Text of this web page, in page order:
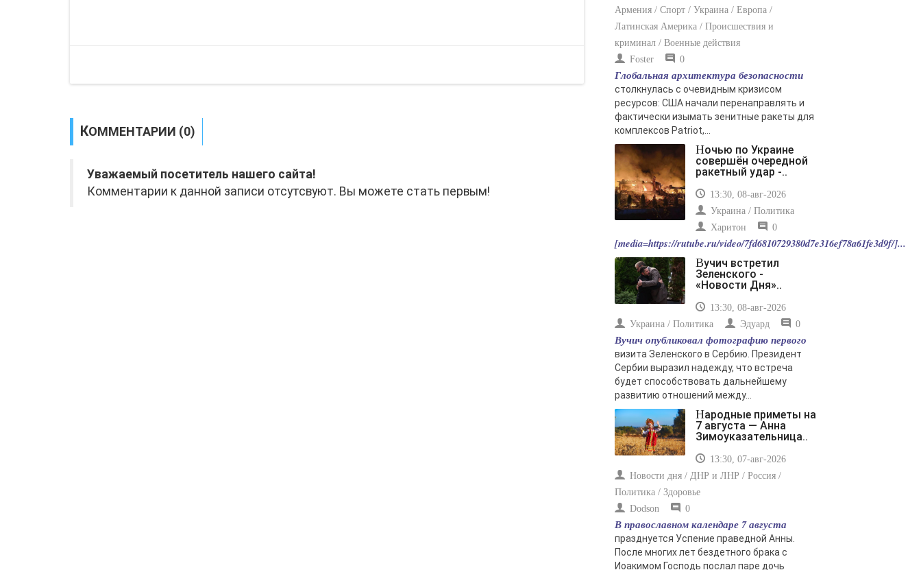
КОММЕНТАРИИ (0)
Уважаемый посетитель нашего сайта!
Комментарии к данной записи отсутсвуют. Вы можете стать первым!
Армения / Спорт / Украина / Европа /
Латинская Америка / Происшествия и
криминал / Военные действия
Foster
0
Глобальная архитектура безопасности
столкнулась с очевидным кризисом
ресурсов: США начали перенаправлять и
фактически изымать зенитные ракеты для
комплексов Patriot,...
Ночью по Украине
совершён очередной
ракетный удар -..
13:30, 08-авг-2026
Украина / Политика
Харитон
0
[media=https://rutube.ru/video/7fd6810729380d7e316ef78a61fe3d9f/]...
Вучич встретил
Зеленского -
«Новости Дня»..
13:30, 08-авг-2026
Украина / Политика
Эдуард 0
Вучич опубликовал фотографию первого
визита Зеленского в Сербию. Президент
Сербии выразил надежду, что встреча
будет способствовать дальнейшему
развитию отношений между...
Народные приметы на
7 августа — Анна
Зимоуказательница..
13:30, 07-авг-2026
Новости дня / ДНР и ЛНР / Россия /
Политика / Здоровье
Dodson
0
В православном календаре 7 августа
празднуется Успение праведной Анны.
После многих лет бездетного брака с
Иоакимом Господь послал паре дочь